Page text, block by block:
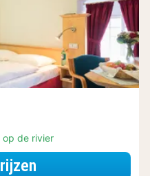
op de rivier
voor Lekker